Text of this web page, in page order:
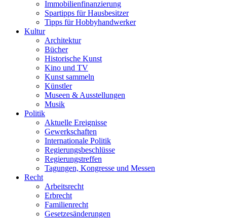
Immobilienfinanzierung
Spartipps für Hausbesitzer
Tipps für Hobbyhandwerker
Kultur
Architektur
Bücher
Historische Kunst
Kino und TV
Kunst sammeln
Künstler
Museen & Ausstellungen
Musik
Politik
Aktuelle Ereignisse
Gewerkschaften
Internationale Politik
Regierungsbeschlüsse
Regierungstreffen
Tagungen, Kongresse und Messen
Recht
Arbeitsrecht
Erbrecht
Familienrecht
Gesetzesänderungen